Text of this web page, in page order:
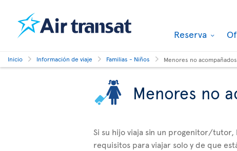
Reserva
Inicio Información de viaje Familias - Niños Menores no acompañados
Menores no
Si su hijo viaja sin un progenitor/
requisitos para viajar solo y de que